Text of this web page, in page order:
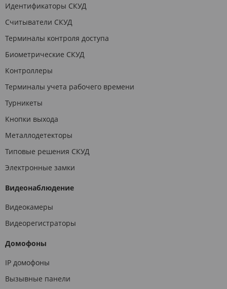
Идентификаторы СКУД
Считыватели СКУД
Терминалы контроля доступа
Биометрические СКУД
Контроллеры
Терминалы учета рабочего времени
Турникеты
Кнопки выхода
Металлодетекторы
Типовые решения СКУД
Электронные замки
Видеонаблюдение
Видеокамеры
Видеорегистраторы
Домофоны
IP домофоны
Вызывные панели